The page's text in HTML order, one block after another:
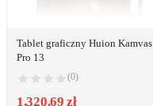
Tablet graficzny Huion Kamvas
Pro 13
(0)
1,320.69 zł